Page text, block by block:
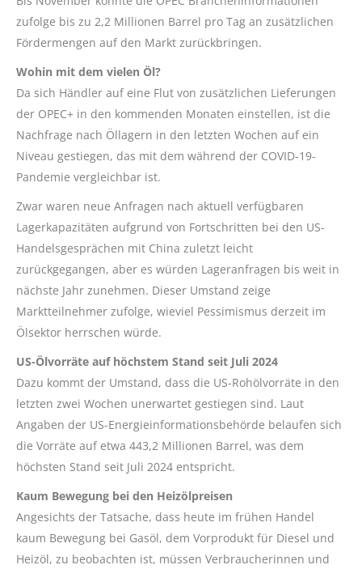
zufolge bis zu 2,2 Millionen Barrel pro Tag an zusätzlichen
Fördermengen auf den Markt zurückbringen.
Wohin mit dem vielen Öl?
Da sich Händler auf eine Flut von zusätzlichen Lieferungen
der OPEC+ in den kommenden Monaten einstellen, ist die
Nachfrage nach Öllagern in den letzten Wochen auf ein
Niveau gestiegen, das mit dem während der COVID-19-
Pandemie vergleichbar ist.
Zwar waren neue Anfragen nach aktuell verfügbaren
Lagerkapazitäten aufgrund von Fortschritten bei den US-
Handelsgesprächen mit China zuletzt leicht
zurückgegangen, aber es würden Lageranfragen bis weit in
nächste Jahr zunehmen. Dieser Umstand zeige
Marktteilnehmer zufolge, wieviel Pessimismus derzeit im
Ölsektor herrschen würde.
US-Ölvorräte auf höchstem Stand seit Juli 2024
Dazu kommt der Umstand, dass die US-Rohölvorräte in den
letzten zwei Wochen unerwartet gestiegen sind. Laut
Angaben der US-Energieinformationsbehörde belaufen sich
die Vorräte auf etwa 443,2 Millionen Barrel, was dem
höchsten Stand seit Juli 2024 entspricht.
Kaum Bewegung bei den Heizölpreisen
Angesichts der Tatsache, dass heute im frühen Handel
kaum Bewegung bei Gasöl, dem Vorprodukt für Diesel und
Heizöl, zu beobachten ist, müssen Verbraucherinnen und